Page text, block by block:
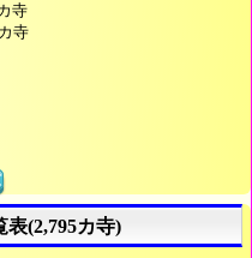
寺
寺
(2,795カ寺)